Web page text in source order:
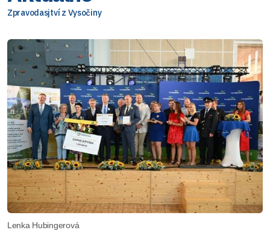
Zpravodasjtví z Vysočiny
Lenka Hubingerová